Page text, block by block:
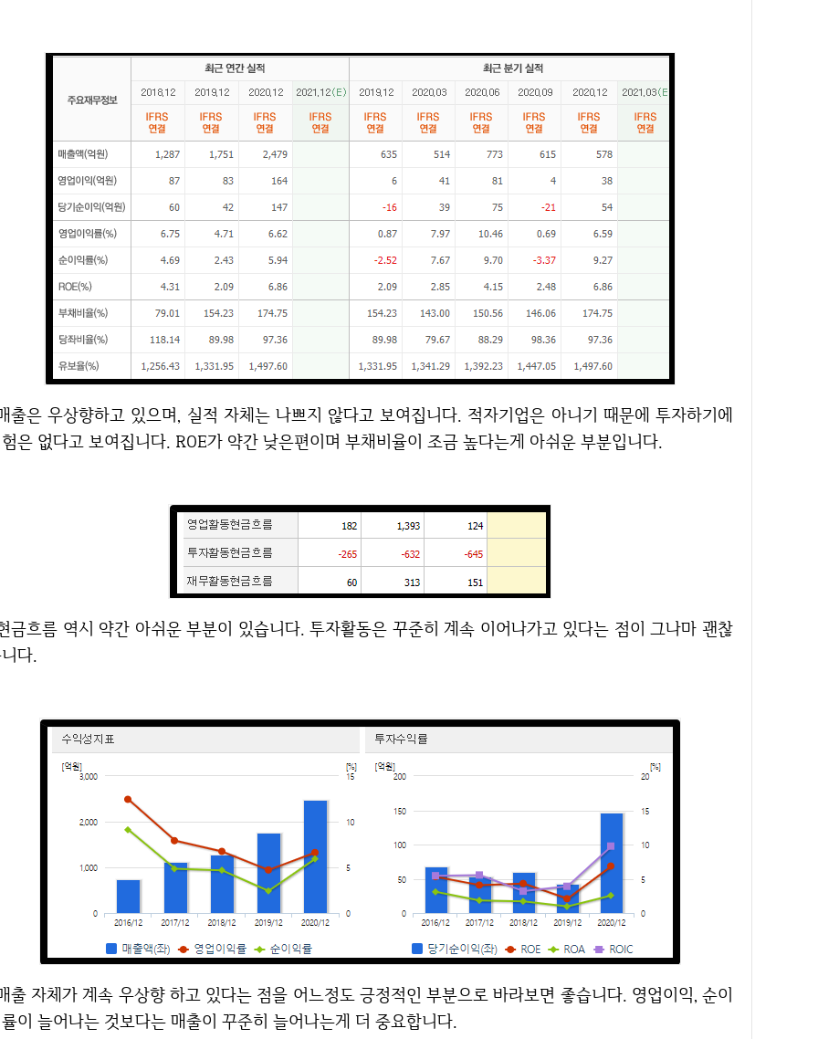
니다. 적자기업은 아니기 때문에 투자하기에
은 없다고 보여집니다. ROE가 약간 낮은편이며 부채비율이 조금 높다는게 아쉬운 부분입니다.
속 이어나가고 있다는 점이 그나마 괜찮
다.
부분으로 바라보면 좋습니다. 영업이익, 순이
이 늘어나는 것보다는 매출이 꾸준히 늘어나는게 더 중요합니다.